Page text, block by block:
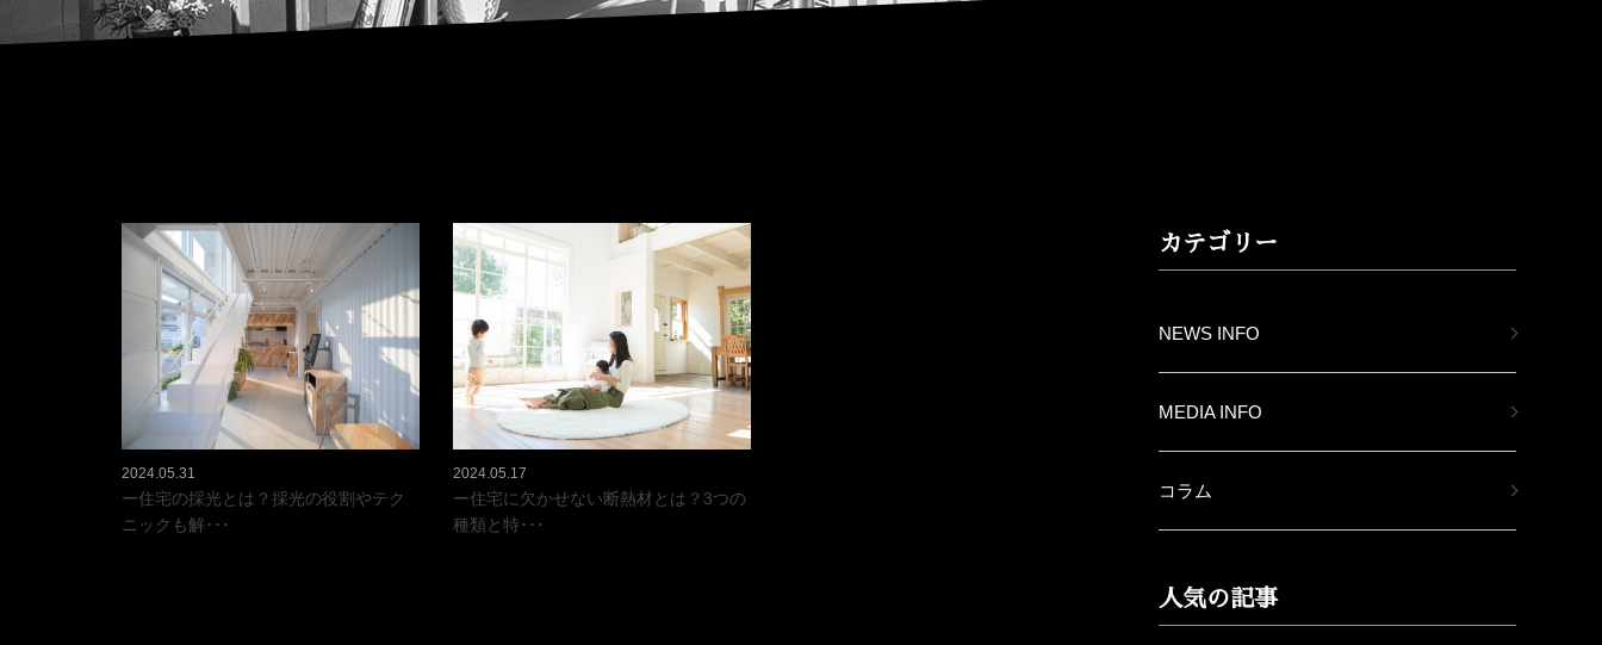
2024.05.31
ー住宅の採光とは？採光の役割やテク
ニックも解･･･
2024.05.17
ー住宅に欠かせない断熱材とは？3つの
種類と特･･･
カテゴリー
NEWS INFO
MEDIA INFO
コラム
人気の記事